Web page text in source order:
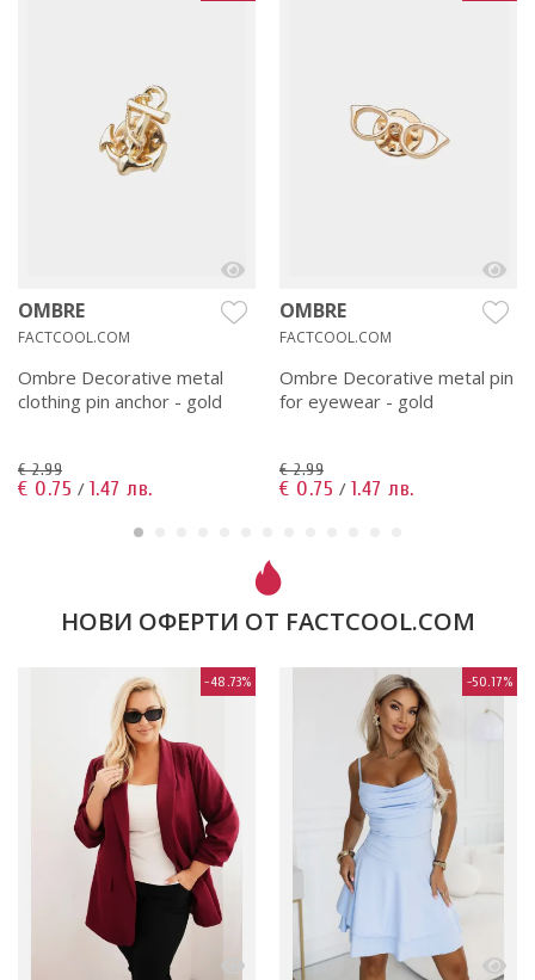
OMBRE
FACTCOOL.COM
Ombre Decorative metal
clothing pin anchor - gold
€ 2.99
€ 0.75 / 1.47 лв.
OMBRE
FACTCOOL.COM
Ombre Decorative metal pin
for eyewear - gold
€ 2.99
€ 0.75 / 1.47 лв.
НОВИ ОФЕРТИ ОТ FACTCOOL.COM
-48.73% -50.17%